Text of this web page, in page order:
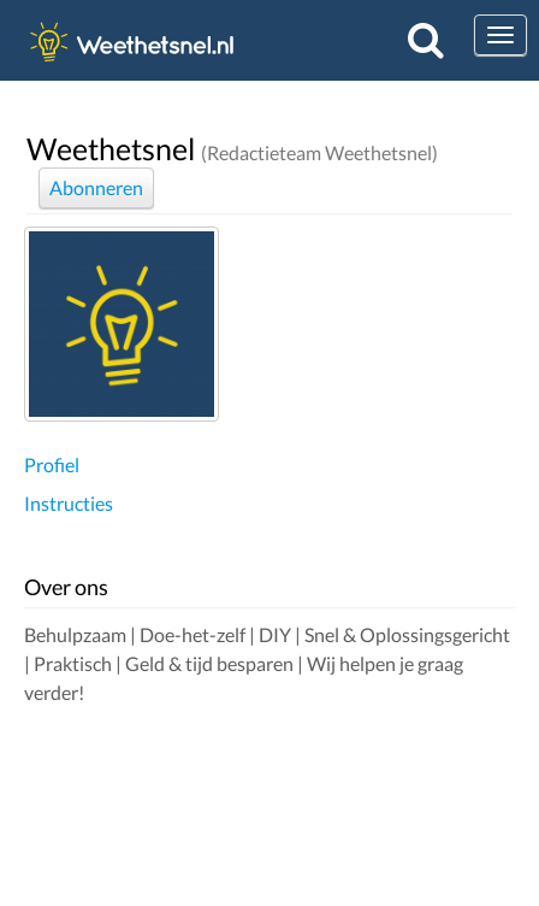
Weethetsnel (Redactieteam Weethetsnel)
Abonneren
Profiel
Instructies
Over ons
Behulpzaam | Doe-het-zelf | DIY | Snel & Oplossingsgericht
| Praktisch | Geld & tijd besparen | Wij helpen je graag
verder!